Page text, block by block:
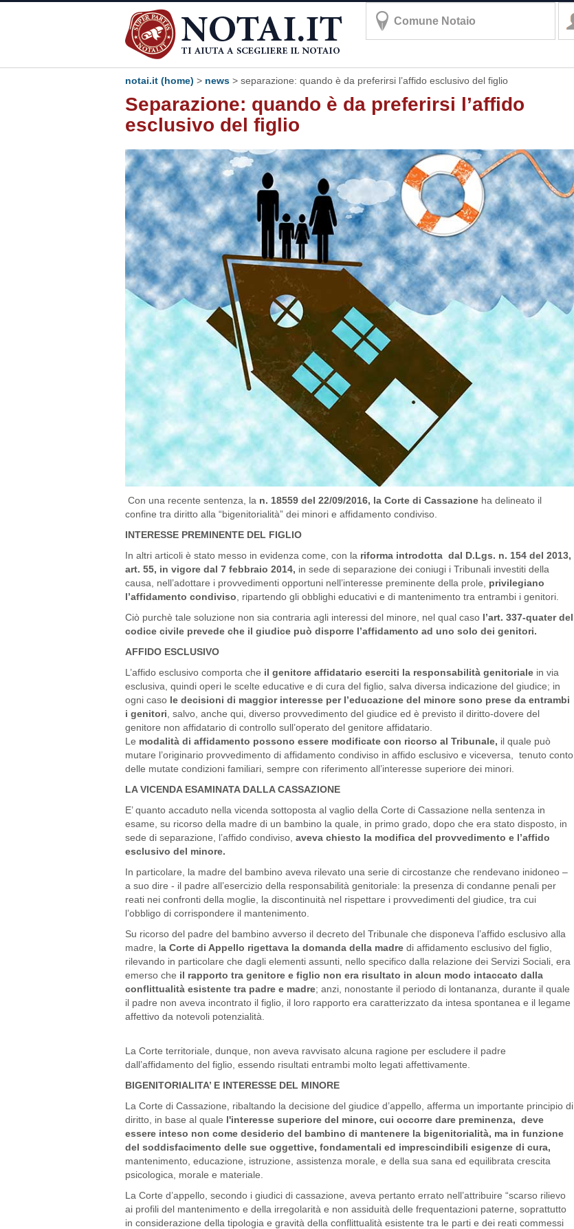
notai.it (home) > news > separazione: quando è da preferirsi l’affido esclusivo del figlio
Separazione: quando è da preferirsi l’affido
esclusivo del figlio
Con una recente sentenza, la n. 18559 del 22/09/2016, la Corte di Cassazione ha delineato il
confine tra diritto alla “bigenitorialità” dei minori e affidamento condiviso.
INTERESSE PREMINENTE DEL FIGLIO
In altri articoli è stato messo in evidenza come, con la riforma introdotta dal D.Lgs. n. 154 del 2013,
art. 55, in vigore dal 7 febbraio 2014, in sede di separazione dei coniugi i Tribunali investiti della
causa, nell’adottare i provvedimenti opportuni nell’interesse preminente della prole, privilegiano
l’affidamento condiviso , ripartendo gli obblighi educativi e di mantenimento tra entrambi i genitori.
Ciò purchè tale soluzione non sia contraria agli interessi del minore, nel qual caso l’art. 337-quater del
codice civile prevede che il giudice può disporre l’affidamento ad uno solo dei genitori.
AFFIDO ESCLUSIVO
L’affido esclusivo comporta che il genitore affidatario eserciti la responsabilità genitoriale in via
esclusiva, quindi operi le scelte educative e di cura del figlio, salva diversa indicazione del giudice; in
ogni caso le decisioni di maggior interesse per l’educazione del minore sono prese da entrambi
i genitori , salvo, anche qui, diverso provvedimento del giudice ed è previsto il diritto-dovere del
genitore non affidatario di controllo sull’operato del genitore affidatario.
Le modalità di affidamento possono essere modificate con ricorso al Tribunale, il quale può
mutare l’originario provvedimento di affidamento condiviso in affido esclusivo e viceversa, tenuto conto
delle mutate condizioni familiari, sempre con riferimento all’interesse superiore dei minori.
LA VICENDA ESAMINATA DALLA CASSAZIONE
E’ quanto accaduto nella vicenda sottoposta al vaglio della Corte di Cassazione nella sentenza in
esame, su ricorso della madre di un bambino la quale, in primo grado, dopo che era stato disposto, in
sede di separazione, l’affido condiviso, aveva chiesto la modifica del provvedimento e l’affido
esclusivo del minore.
In particolare, la madre del bambino aveva rilevato una serie di circostanze che rendevano inidoneo –
a suo dire - il padre all’esercizio della responsabilità genitoriale: la presenza di condanne penali per
reati nei confronti della moglie, la discontinuità nel rispettare i provvedimenti del giudice, tra cui
l’obbligo di corrispondere il mantenimento.
Su ricorso del padre del bambino avverso il decreto del Tribunale che disponeva l’affido esclusivo alla
madre, la Corte di Appello rigettava la domanda della madre di affidamento esclusivo del figlio,
rilevando in particolare che dagli elementi assunti, nello specifico dalla relazione dei Servizi Sociali, era
emerso che il rapporto tra genitore e figlio non era risultato in alcun modo intaccato dalla
conflittualità esistente tra padre e madre; anzi, nonostante il periodo di lontananza, durante il quale
il padre non aveva incontrato il figlio, il loro rapporto era caratterizzato da intesa spontanea e il legame
affettivo da notevoli potenzialità.
La Corte territoriale, dunque, non aveva ravvisato alcuna ragione per escludere il padre
dall’affidamento del figlio, essendo risultati entrambi molto legati affettivamente.
BIGENITORIALITA’ E INTERESSE DEL MINORE
La Corte di Cassazione, ribaltando la decisione del giudice d’appello, afferma un importante principio di
diritto, in base al quale l'interesse superiore del minore, cui occorre dare preminenza, deve
essere inteso non come desiderio del bambino di mantenere la bigenitorialità, ma in funzione
del soddisfacimento delle sue oggettive, fondamentali ed imprescindibili esigenze di cura,
mantenimento, educazione, istruzione, assistenza morale, e della sua sana ed equilibrata crescita
psicologica, morale e materiale.
La Corte d’appello, secondo i giudici di cassazione, aveva pertanto errato nell’attribuire “scarso rilievo
ai profili del mantenimento e della irregolarità e non assiduità delle frequentazioni paterne, soprattutto
in considerazione della tipologia e gravità della conflittualità esistente tra le parti e dei reati commessi